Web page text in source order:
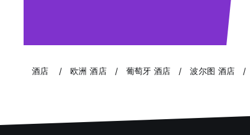
酒店 欧洲 酒店 葡萄牙 酒店 波尔图 酒店